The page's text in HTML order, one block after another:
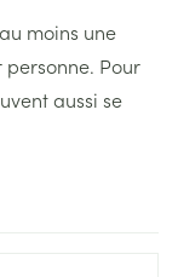
moins une
Pour
aussi se